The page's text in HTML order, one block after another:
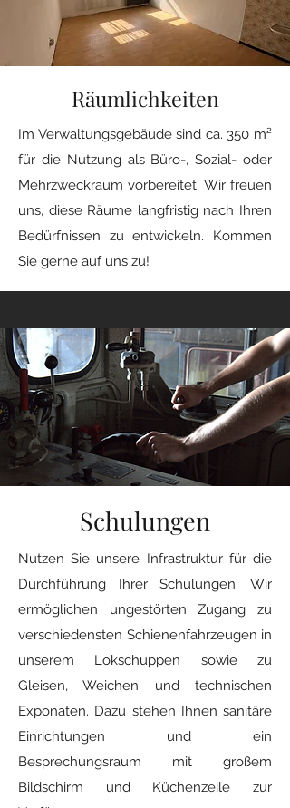
Räumlichkeiten
Im Verwaltungsgebäude sind ca. 350 m²
für die Nutzung als Büro-, Sozial- oder
Mehrzweckraum vorbereitet. Wir freuen
uns, diese Räume langfristig nach Ihren
Bedürfnissen zu entwickeln. Kommen
Sie gerne auf uns zu!
Schulungen
Nutzen Sie unsere Infrastruktur für die
Durchführung Ihrer Schulungen. Wir
ermöglichen ungestörten Zugang zu
verschiedensten Schienenfahrzeugen in
unserem Lokschuppen sowie zu
Gleisen, Weichen und technischen
Exponaten. Dazu stehen Ihnen sanitäre
Einrichtungen und ein
Besprechungsraum mit großem
Bildschirm und Küchenzeile zur